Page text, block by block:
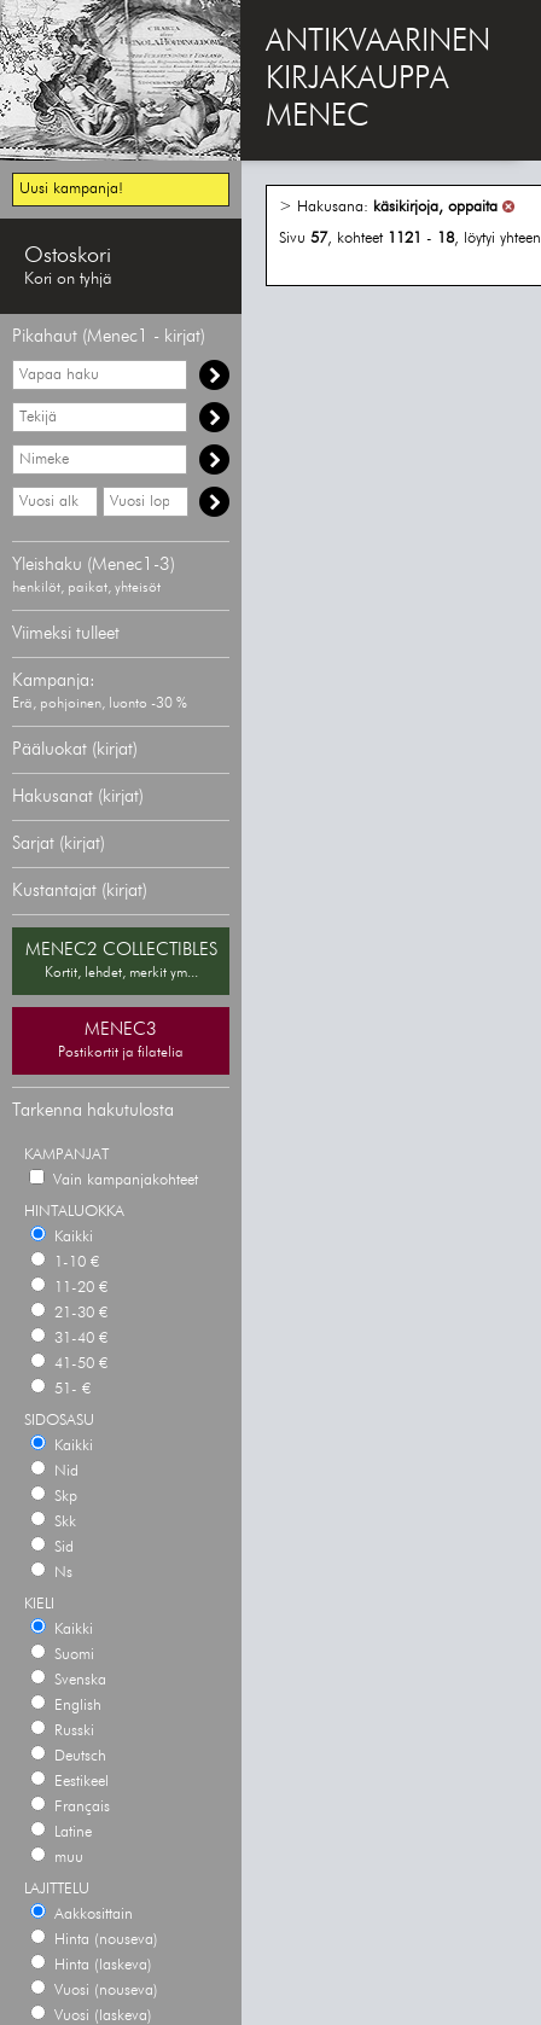
ANTIKVAARINEN
KIRJAKAUPPA
MENEC
Uusi kampanja!
Ostoskori
Kori on tyhjä
Pikahaut (Menec1 - kirjat)
Vapaa
haku
Hae
tekijää
Hae
nimekettä
Hae
vähimmäisvuosi
Hae
enimmäisvuosi
Yleishaku (Menec1-3)
henkilöt, paikat, yhteisöt
Viimeksi tulleet
Kampanja:
Erä, pohjoinen, luonto -30 %
Pääluokat (kirjat)
Hakusanat (kirjat)
Sarjat (kirjat)
Kustantajat (kirjat)
MENEC2 COLLECTIBLES
Kortit, lehdet, merkit ym...
MENEC3
Postikortit ja filatelia
Tarkenna hakutulosta
KAMPANJAT
Vain kampanjakohteet
HINTALUOKKA
Kaikki
1-10 €
11-20 €
21-30 €
31-40 €
41-50 €
51- €
SIDOSASU
Kaikki
Nid
Skp
Skk
Sid
Ns
KIELI
Kaikki
Suomi
Svenska
English
Russki
Deutsch
Eestikeel
Français
Latine
muu
LAJITTELU
Aakkosittain
Hinta (nouseva)
Hinta (laskeva)
Vuosi (nouseva)
Vuosi (laskeva)
> Hakusana: käsikirjoja, oppaita
Sivu 57, kohteet 1121 - 18, löytyi